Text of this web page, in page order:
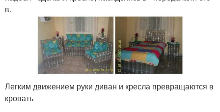
в.
Легким движением руки диван и кресла превращаются в
кровать